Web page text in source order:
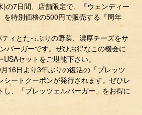
の7日間、店舗限定で、『ウェンディー
を特別価格の500円で販売する『周年
ィとたっぷりの野菜、濃厚チーズをサ
バーガーです。ぜひお得なこの機会に
セットをご堪能下さい。
16日より3年ぶりの復活の「プレッツ
シートクーポンが発行されます。ぜひレ
し、「プレッツェルバーガー」をお得に